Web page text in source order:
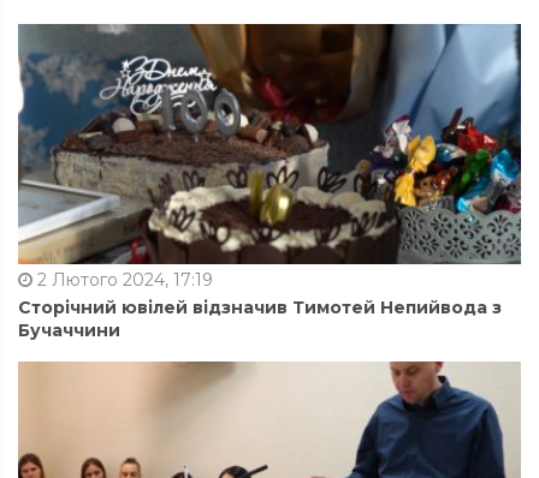
2 Лютого 2024, 17:19
Сторічний ювілей відзначив Тимотей Непийвода з
Бучаччини